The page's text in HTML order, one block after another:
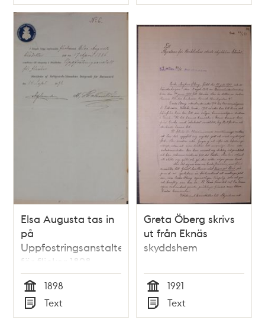
Typ Typ
Elsa Augusta tas in
på
Uppfostringsanstalten
för flickor 1898
Tid
1898
Typ
Text
Greta Öberg skrivs
ut från Eknäs
skyddshem
Tid
1921
Typ
Text